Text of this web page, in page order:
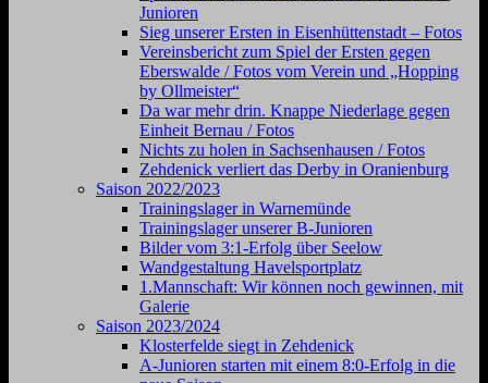
Junioren
Sieg unserer Ersten in Eisenhüttenstadt – Fotos
Vereinsbericht zum Spiel der Ersten gegen
Eberswalde / Fotos vom Verein und „Hopping
by Ollmeister“
Da war mehr drin. Knappe Niederlage gegen
Einheit Bernau / Fotos
Nichts zu holen in Sachsenhausen / Fotos
Zehdenick verliert das Derby in Oranienburg
Saison 2022/2023
Trainingslager in Warnemünde
Trainingslager unserer B-Junioren
Bilder vom 3:1-Erfolg über Seelow
Wandgestaltung Havelsportplatz
1.Mannschaft: Wir können noch gewinnen, mit
Galerie
Saison 2023/2024
Klosterfelde siegt in Zehdenick
A-Junioren starten mit einem 8:0-Erfolg in die